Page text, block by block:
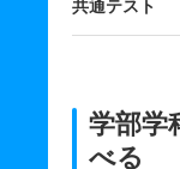
共通テスト
学部学
べる